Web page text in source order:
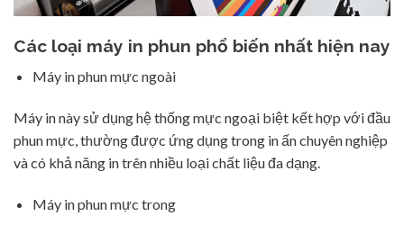
Các loại máy in phun phổ biến nhất hiện nay
Máy in phun mực ngoài
Máy in này sử dụng hệ thống mực ngoại biệt kết hợp với đầu
phun mực, thường được ứng dụng trong in ấn chuyên nghiệp
và có khả năng in trên nhiều loại chất liệu đa dạng.
Máy in phun mực trong